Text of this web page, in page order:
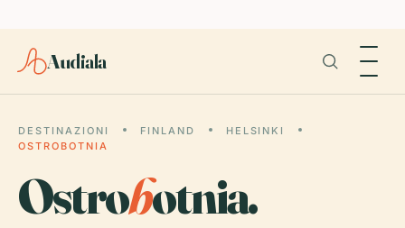
Audiala
DESTINAZIONI FINLAND
HELSINKI
OSTROBOTNIA
Ostrobotnia.